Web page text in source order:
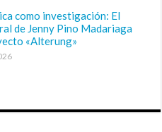
como investigación: El
de Jenny Pino Madariaga
«Alterung»